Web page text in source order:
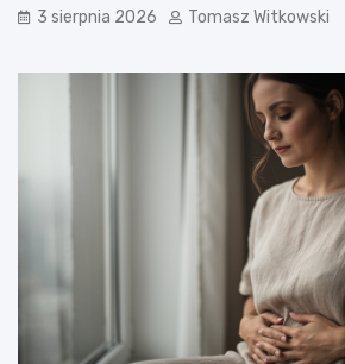
3 sierpnia 2026 Tomasz Witkowski